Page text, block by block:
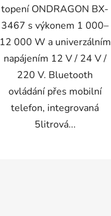
topení ONDRAGON BX-
3467 s výkonem 1 000–
12 000 W a univerzálním
napájením 12 V / 24 V /
220 V. Bluetooth
ovládání přes mobilní
telefon, integrovaná
5litrová...